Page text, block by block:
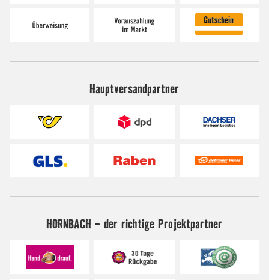
Hauptversandpartner
HORNBACH - der richtige Projektpartner